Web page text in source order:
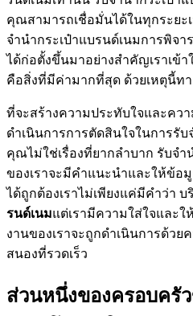
คุณสามารถเชื่อมั่นได้ในทุกระยะ
จำนำกระเป๋าแบรนด์เนมการพิจา
ได้ก่อตั้งขึ้นมาอย่างสำคัญเราเข้
คือสิ่งที่มีค่ามากที่สุด ด้วยเหตุนี้ทา
ที่จะสร้างความประทับใจและคว
ดำเนินการการตัดสินใจในการรั
คุณไม่ใช่เรื่องที่ยากลำบาก รับจำ
ของเราจะมีคำแนะนำและให้ข้อ
ได้ถูกต้องเราไม่เพียงแค่มีคำว่า บ
รนด์เนมแต่เรามีความใส่ใจและใ
งานของเราจะถูกดำเนินการด้ว
สนองที่รวดเร็ว
ส่วนหนึ่งของครอบครัว